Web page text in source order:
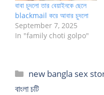
বাবা চুদলো তার বেয়াইনকে ছেলে
blackmail করে আবার চুদলো
September 7, 2025
In "family choti golpo"
Categories
new bangla sex
বাংলা চটি